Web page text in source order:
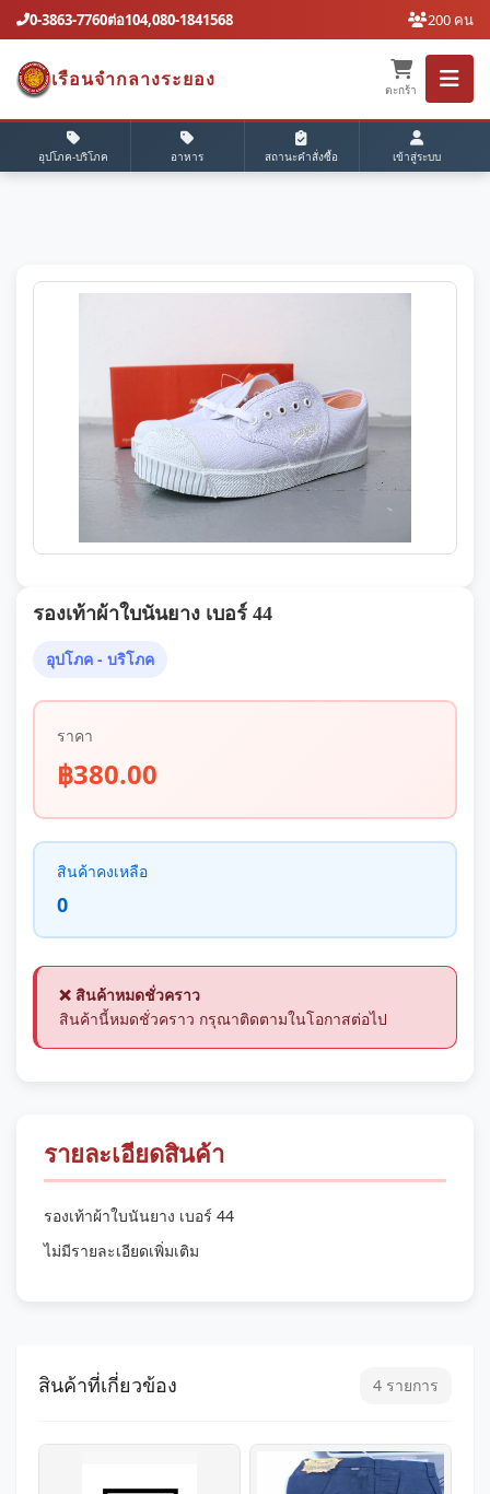
0-3863-7760ต่อ104,080-1841568 200 คน
เรือนจํากลางระยอง
ตะกร้า
อุปโภค-บริโภค อาหาร สถานะคำสั่งซื้อ เข้าสู่ระบบ
รองเท้าผ้าใบนันยาง เบอร์ 44
อุปโภค - บริโภค
ราคา
฿380.00
สินค้าคงเหลือ
0
❌ สินค้าหมดชั่วคราว
สินค้านี้หมดชั่วคราว กรุณาติดตามในโอกาสต่อไป
รายละเอียดสินค้า
รองเท้าผ้าใบนันยาง เบอร์ 44
ไม่มีรายละเอียดเพิ่มเติม
สินค้าที่เกี่ยวข้อง 4 รายการ